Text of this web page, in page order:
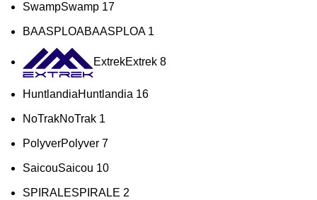
SwampSwamp 17
BAASPLOABAASPLOA 1
ExtrekExtrek 8
HuntlandiaHuntlandia 16
NoTrakNoTrak 1
PolyverPolyver 7
SaicouSaicou 10
SPIRALESPIRALE 2